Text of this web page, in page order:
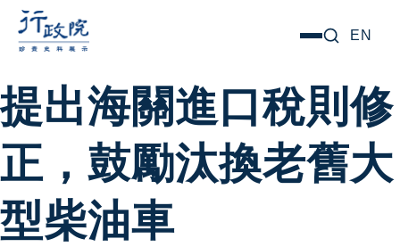
要
內
容
選
EN
提出海關進口稅則修
正，鼓勵汰換老舊大
型柴油車